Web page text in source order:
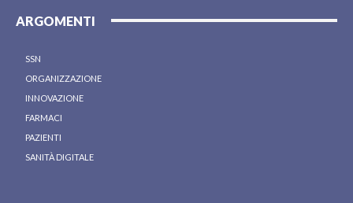
ARGOMENTI
SSN
ORGANIZZAZIONE
INNOVAZIONE
FARMACI
PAZIENTI
SANITÀ DIGITALE